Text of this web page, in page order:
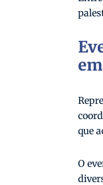
que
O